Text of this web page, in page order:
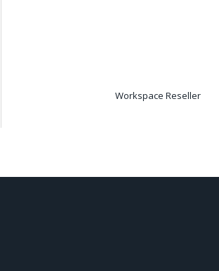
Workspace Reseller